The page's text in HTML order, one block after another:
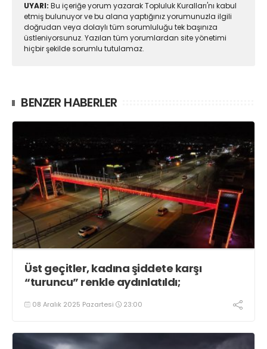
UYARI: Bu içeriğe yorum yazarak Topluluk Kuralları'nı kabul
etmiş bulunuyor ve bu alana yaptığınız yorumunuzla ilgili
doğrudan veya dolaylı tüm sorumluluğu tek başınıza
üstleniyorsunuz. Yazılan tüm yorumlardan site yönetimi
hiçbir şekilde sorumlu tutulamaz.
BENZER HABERLER
Üst geçitler, kadına şiddete karşı
“turuncu” renkle aydınlatıldı;
08 Aralık 2025 Pazartesi 23:00